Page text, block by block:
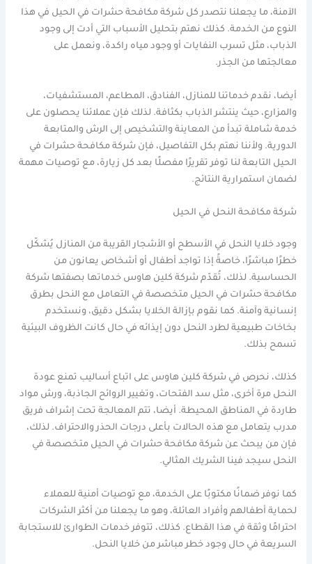
الآمنة، ما يجعلنا نتصدر كل شركة مكافحة حشرات في الحيل في هذا
النوع من الخدمة. كذلك نهتم بتحليل الأسباب التي أدت إلى وجود
الذباب، مثل تسرب النفايات أو وجود مياه راكدة، ونعمل على
معالجتها من الجذر.
أيضا، نقدم خدماتنا للمنازل، الفنادق، المطاعم، المستشفيات،
والمزارع، حيث ينتشر الذباب بكثافة. لذلك فإن عملائنا يحصلون على
خدمة شاملة تبدأ من المعاينة والتشخيص إلى الرش والمتابعة
الدورية. ولأننا نهتم بكل التفاصيل، فإن شركة مكافحة حشرات في
الحيل التابعة لنا توفر تقريرًا مفصلًا بعد كل زيارة، مع توصيات مهمة
لضمان استمرارية النتائج.
شركة مكافحة النحل في الحيل
وجود خلايا النحل في الأسطح أو الأشجار القريبة من المنازل يُشكّل
خطرًا مباشرًا، خاصةً إذا تواجد أطفال أو أشخاص يعانون من
الحساسية. لذلك، تُقدّم شركة كلين هاوس خدماتها بصفتها شركة
مكافحة حشرات في الحيل متخصصة في التعامل مع النحل بطرق
إنسانية وآمنة. كما نقوم بإزالة الخلايا بشكل دقيق، ونستخدم
بخاخات طبيعية لطرد النحل دون إيذائه في حال كانت الظروف البيئية
تسمح بذلك.
كذلك، نحرص في شركة كلين هاوس على اتباع أساليب تمنع عودة
النحل مرة أخرى، مثل سد الفتحات، وتغيير الروائح الجاذبة، ورش مواد
طاردة في المناطق المحيطة. أيضا، تتم المعالجة تحت إشراف فريق
مدرب يتعامل مع هذه الحالات بأعلى درجات الحذر والاحتراف. لذلك،
فإن من يبحث عن شركة مكافحة حشرات في الحيل متخصصة في
النحل سيجد فينا الشريك المثالي.
كما نوفر ضمانًا مكتوبًا على الخدمة، مع توصيات أمنية للعملاء
لحماية أطفالهم وأفراد العائلة، وهو ما يجعلنا من أكثر الشركات
احترامًا وثقة في هذا القطاع. كذلك، تتوفر خدمات الطوارئ للاستجابة
السريعة في حال وجود خطر مباشر من خلايا النحل.